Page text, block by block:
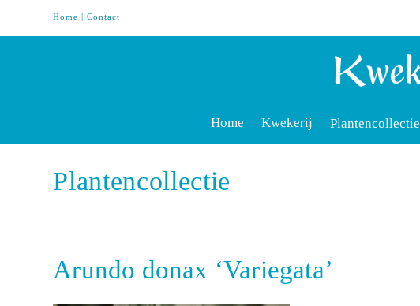
Home |Contact
Home Kwekerij Plantencollectie
Plantencollectie
Arundo donax ‘Variegata’